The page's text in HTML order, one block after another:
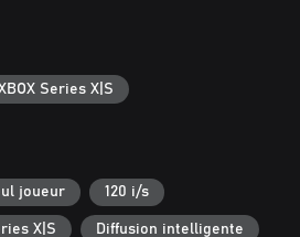
niveaux de difficulté, modes
disponibles.
joueur est vulnérable aux tirs
entre vous et votre mission.
Ne pas mourir... et vaincre l'Empire
Series X|S
joueur 120 i/s
X|S Diffusion intelligente